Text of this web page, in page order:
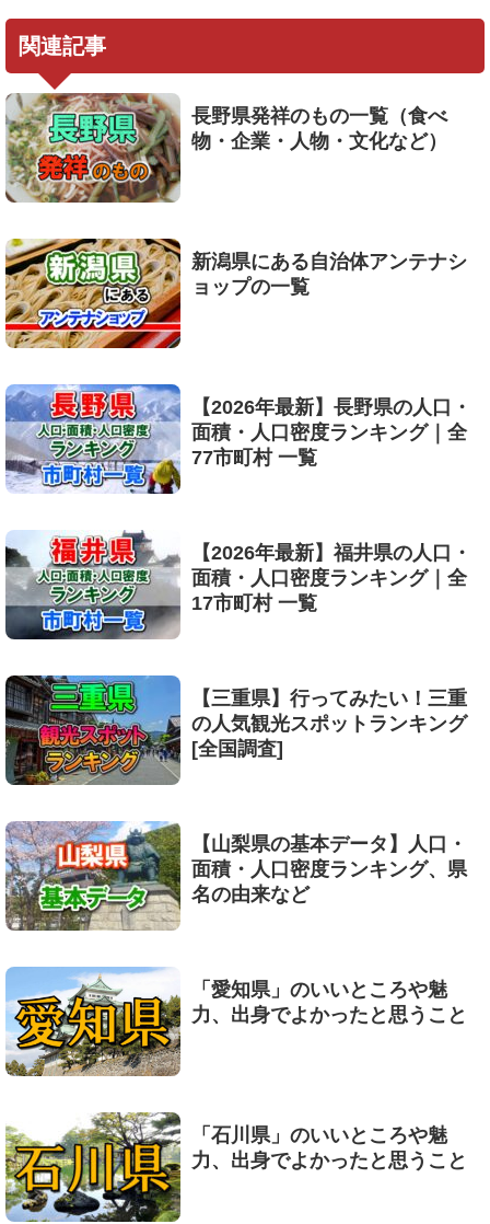
関連記事
長野県発祥のもの一覧（食べ
物・企業・人物・文化など）
新潟県にある自治体アンテナシ
ョップの一覧
【2026年最新】長野県の人口・
面積・人口密度ランキング｜全
77市町村 一覧
【2026年最新】福井県の人口・
面積・人口密度ランキング｜全
17市町村 一覧
【三重県】行ってみたい！三重
の人気観光スポットランキング
[全国調査]
【山梨県の基本データ】人口・
面積・人口密度ランキング、県
名の由来など
「愛知県」のいいところや魅
力、出身でよかったと思うこと
「石川県」のいいところや魅
力、出身でよかったと思うこと